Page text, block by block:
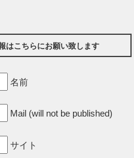
はこちらにお願い致します
名前
Mail (will not be published)
サイト